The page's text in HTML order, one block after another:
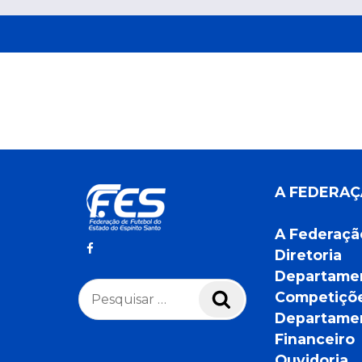
Pesquisar
por:
Pesquisar
A
A
Diretoria
Financeiro